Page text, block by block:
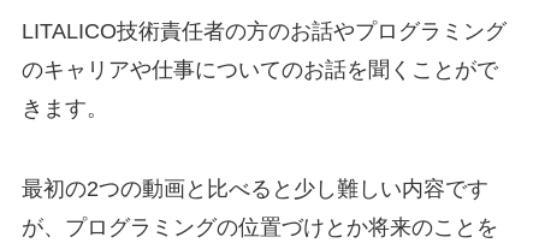
LITALICO技術責任者の方のお話やプログラミング
のキャリアや仕事についてのお話を聞くことがで
きます。
最初の2つの動画と比べると少し難しい内容です
が、プログラミングの位置づけとか将来のことを